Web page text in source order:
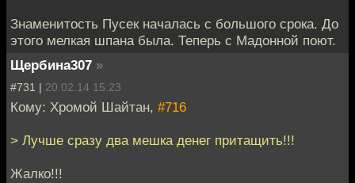
Знаменитость Пусек началась с большого срока. До
этого мелкая шпана была. Теперь с Мадонной поют.
Щербина307 »
#731 | 20.02.14 15:23
Кому: Хромой Шайтан, #716
> Лучше сразу два мешка денег притащить!!!
Жалко!!!